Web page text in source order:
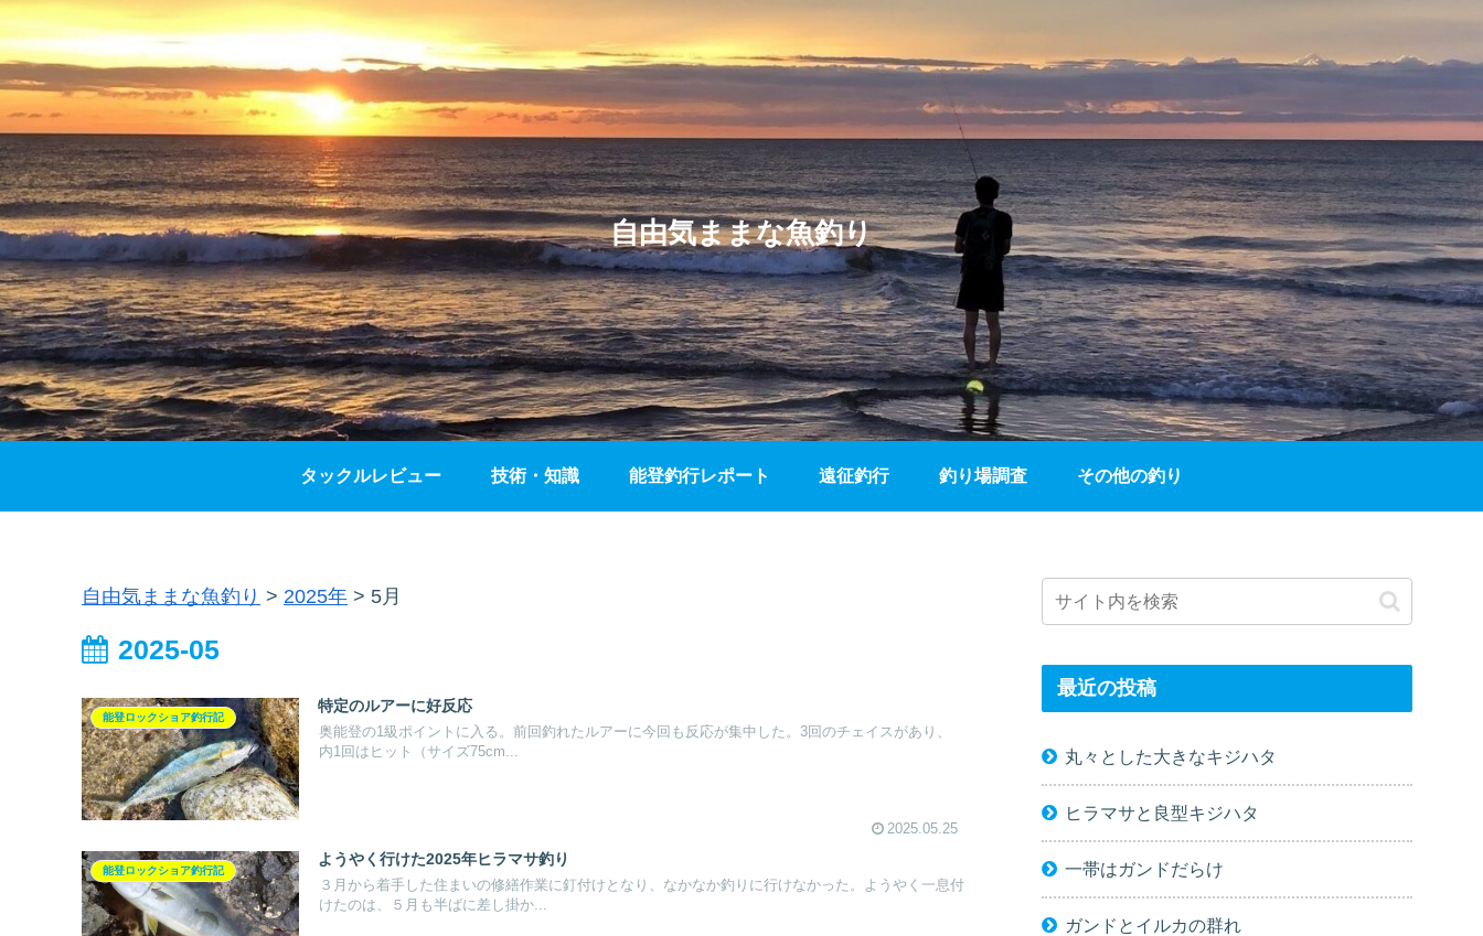
自由気ままな魚釣り
タックルレビュー 技術・知識 能登釣行レポート 遠征釣行 釣り場調査 その他の釣り
自由気ままな魚釣り > 2025年 > 5月
2025-05
能登ロックショア釣行記
特定のルアーに好反応
奥能登の1級ポイントに入る。前回釣れたルアーに今回も反応が集中した。3回のチェイスがあり、
内1回はヒット（サイズ75cm...
2025.05.25
能登ロックショア釣行記
ようやく行けた2025年ヒラマサ釣り
３月から着手した住まいの修繕作業に釘付けとなり、なかなか釣りに行けなかった。ようやく一息付
けたのは、５月も半ばに差し掛か...
最近の投稿
丸々とした大きなキジハタ
ヒラマサと良型キジハタ
一帯はガンドだらけ
ガンドとイルカの群れ